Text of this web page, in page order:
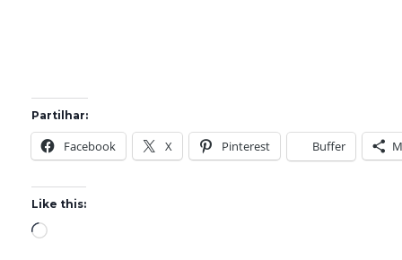
Partilhar:
Facebook X Pinterest Buffer
Like this:
L